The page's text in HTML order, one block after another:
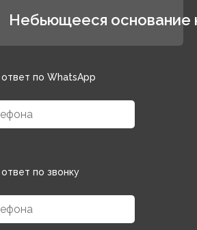
Небьющееся основание
ответ по WhatsApp
по звонку